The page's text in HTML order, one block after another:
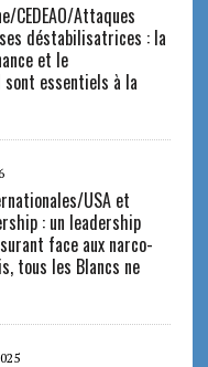
CEDEAO/Attaques
déstabilisatrices : la
et le
sont essentiels à la
USA et
: un leadership
face aux narco-
tous les Blancs ne